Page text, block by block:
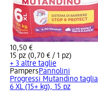
10,50 €
15 pz (0,70 € / 1 pz)
+ 3 altre taglie
PampersPannolini
Progressi Mutandino taglia
6 XL (15+ kg), 15 pz